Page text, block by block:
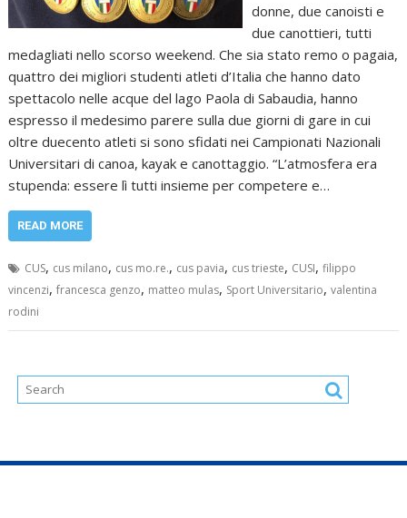
donne, due canoisti e
due canottieri, tutti
medagliati nello scorso weekend. Che sia stato remo o pagaia,
quattro dei migliori studenti atleti d’Italia che hanno dato
spettacolo nelle acque del lago Paola di Sabaudia, hanno
espresso il medesimo parere sulla due giorni di gare in cui
oltre duecento atleti si sono sfidati nei Campionati Nazionali
Universitari di canoa, kayak e canottaggio. “L’atmosfera era
stupenda: essere lì tutti insieme per competere e…
READ MORE
CUS, cus milano, cus mo.re., cus pavia, cus trieste, CUSI,filippo
vincenzi,francesca genzo, matteo mulas, Sport Universitario,valentina
rodini